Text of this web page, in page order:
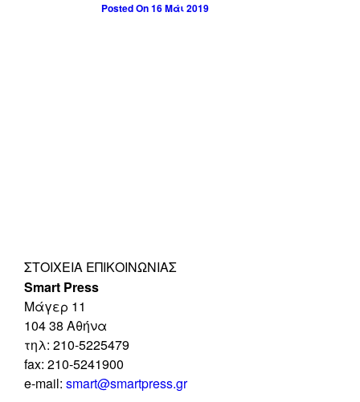
Posted On 16 Μάι 2019
ΣΤΟΙΧΕΊΑ ΕΠΙΚΟΙΝΩΝΊΑΣ
Smart Press
Mάγερ 11
104 38 Αθήνα
τηλ: 210-5225479
fax: 210-5241900
e-mail: smart@smartpress.gr